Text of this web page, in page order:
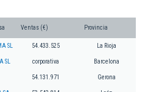
Ventas (€) Provincia
SL 54.433.525 La Rioja
SL corporativa Barcelona
54.131.971 Gerona